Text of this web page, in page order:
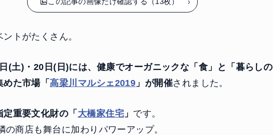
トがたくさん。
(土)・20日(日)には、健康でオーガニックな「食」と「暮らしの
めた市場「高梁川マルシェ2019 」が開催されました。
重要文化財の「 大橋家住宅 」 です。
の商店も舞台に加わりパワーアップ。